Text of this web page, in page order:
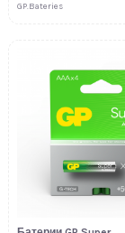
GP.Bateries